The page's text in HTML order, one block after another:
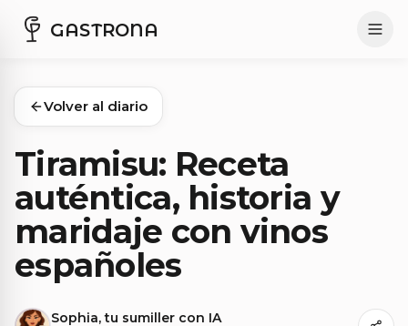
GASTRONA
Volver al diario
Tiramisu: Receta
auténtica, historia y
maridaje con vinos
españoles
Sophia, tu sumiller con IA